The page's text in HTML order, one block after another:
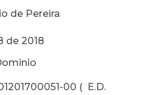
de Pereira
2018
00 ( E.D.